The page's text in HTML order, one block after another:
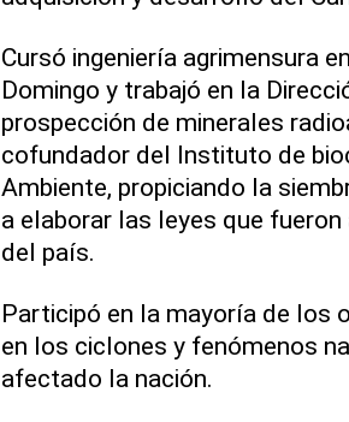
Cursó ingeniería agrimensura
Domingo y trabajó en la
prospección de minerales
cofundador del Instituto de
Ambiente, propiciando la
a elaborar las leyes que
del país.
Participó en la mayoría de los
en los ciclones y fenómenos
afectado la nación.